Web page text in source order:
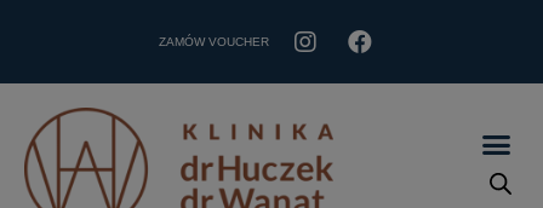
ZAMÓW VOUCHER